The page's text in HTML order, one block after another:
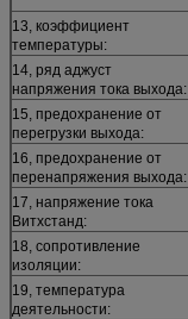
13, коэффициент
температуры:
14, ряд аджуст
напряжения тока выхода:
15, предохранение от
перегрузки выхода:
16, предохранение от
перенапряжения выхода:
17, напряжение тока
Витхстанд:
18, сопротивление
изоляции:
19, температура
деятельности: